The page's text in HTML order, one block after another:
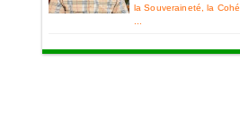
la Souveraineté, la